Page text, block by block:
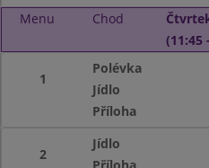
Menu
Chod
(11:45
1
Polévka
Jídlo
Příloha
2
Jídlo